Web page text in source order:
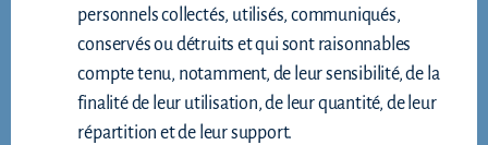
personnels collectés, utilisés, communiqués,
conservés ou détruits et qui sont raisonnables
compte tenu, notamment, de leur sensibilité, de la
finalité de leur utilisation, de leur quantité, de leur
répartition et de leur support.